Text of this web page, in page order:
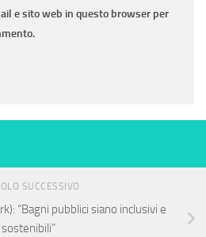
e sito web in questo browser per
SUCCESSIVO
“Bagni pubblici siano inclusivi e
sostenibili”